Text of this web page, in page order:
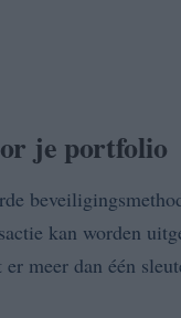
je portfolio
kan worden
meer dan één